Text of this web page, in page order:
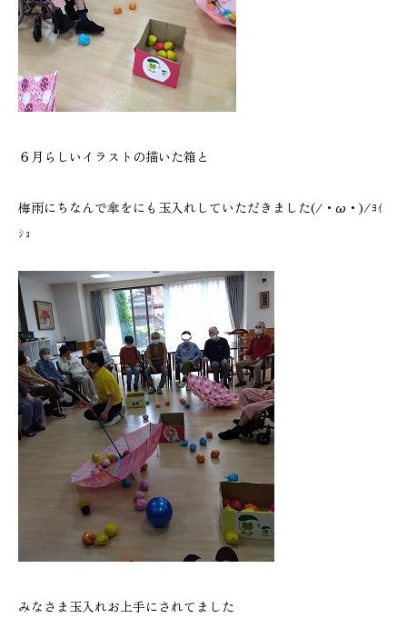
６月らしいイラストの描いた箱と
梅雨にちなんで傘をにも玉入れしていただきました(/・ω・)/ﾖｲ
ｼｮ
みなさま玉入れお上手にされてました